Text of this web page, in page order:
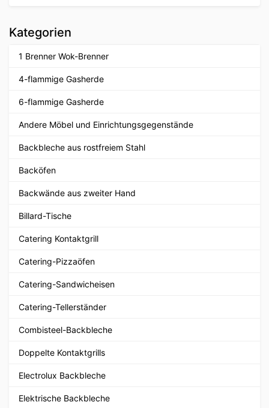
Kategorien
1 Brenner Wok-Brenner
4-flammige Gasherde
6-flammige Gasherde
Andere Möbel und Einrichtungsgegenstände
Backbleche aus rostfreiem Stahl
Backöfen
Backwände aus zweiter Hand
Billard-Tische
Catering Kontaktgrill
Catering-Pizzaöfen
Catering-Sandwicheisen
Catering-Tellerständer
Combisteel-Backbleche
Doppelte Kontaktgrills
Electrolux Backbleche
Elektrische Backbleche